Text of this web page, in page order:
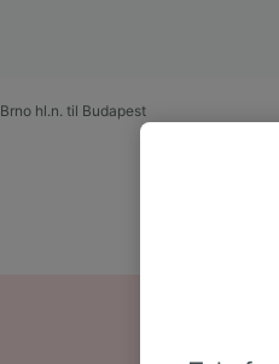
Brno hl.n. til Budapest